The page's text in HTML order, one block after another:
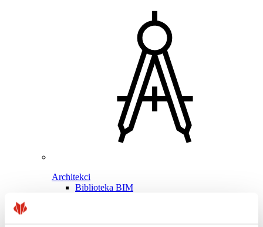
Architekci
Biblioteka BIM